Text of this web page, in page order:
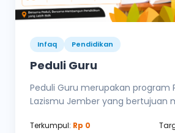
Infaq Pendidikan
Peduli Guru
Peduli Guru merupakan program
Lazismu Jember yang bertujuan
Terkumpul: Rp 0